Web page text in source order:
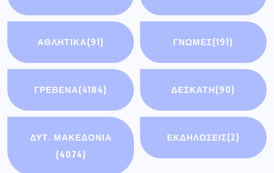
ΑΘΛΗΤΙΚΆ(91) ΓΝΩΜΕΣ(191)
ΓΡΕΒΕΝΑ(4184) ΔΕΣΚΑΤΗ(90)
ΔΥΤ. ΜΑΚΕΔΟΝΙΑ
(4074)
ΕΚΔΗΛΩΣΕΙΣ(2)